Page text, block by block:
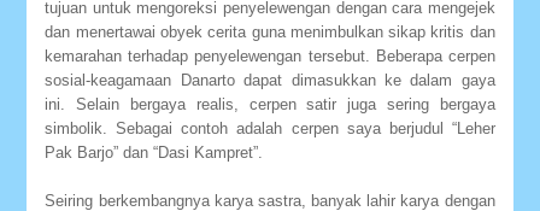
tujuan untuk mengoreksi penyelewengan dengan cara mengejek
dan menertawai obyek cerita guna menimbulkan sikap kritis dan
kemarahan terhadap penyelewengan tersebut. Beberapa cerpen
sosial-keagamaan Danarto dapat dimasukkan ke dalam gaya
ini. Selain bergaya realis, cerpen satir juga sering bergaya
simbolik. Sebagai contoh adalah cerpen saya berjudul “Leher
Pak Barjo” dan “Dasi Kampret”.
Seiring berkembangnya karya sastra, banyak lahir karya dengan